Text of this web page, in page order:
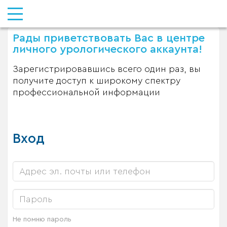
Рады приветствовать Вас в центре
личного урологического аккаунта!
Зарегистрировавшись всего один раз, вы
получите доступ к широкому спектру
профессиональной информации
Вход
Не помню пароль